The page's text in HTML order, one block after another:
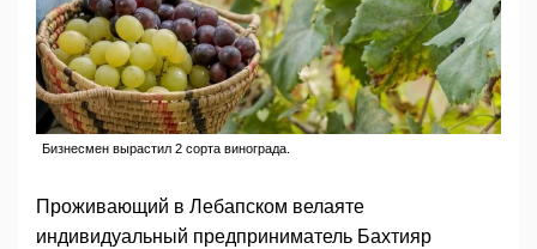
Бизнесмен вырастил 2 сорта винограда.
Проживающий в Лебапском велаяте
индивидуальный предприниматель Бахтияр